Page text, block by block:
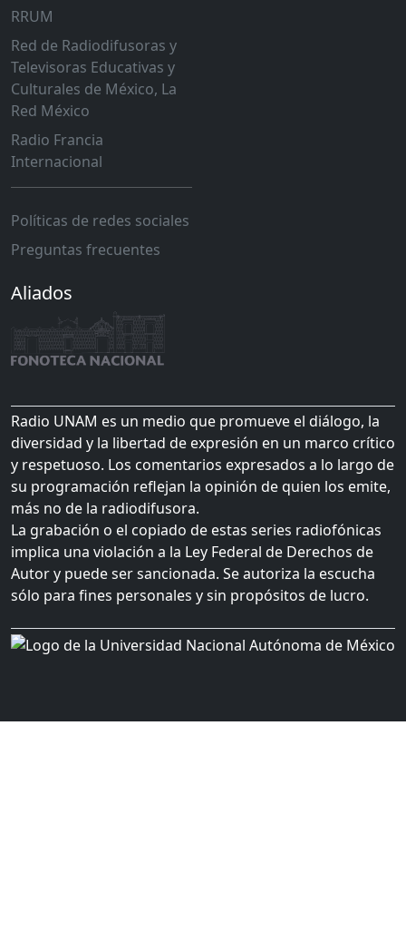
RRUM
Red de Radiodifusoras y
Televisoras Educativas y
Culturales de México, La
Red México
Radio Francia
Internacional
Políticas de redes sociales
Preguntas frecuentes
Aliados
Radio UNAM es un medio que promueve el diálogo, la
diversidad y la libertad de expresión en un marco crítico
y respetuoso. Los comentarios expresados a lo largo de
su programación reflejan la opinión de quien los emite,
más no de la radiodifusora.
La grabación o el copiado de estas series radiofónicas
implica una violación a la Ley Federal de Derechos de
Autor y puede ser sancionada. Se autoriza la escucha
sólo para fines personales y sin propósitos de lucro.